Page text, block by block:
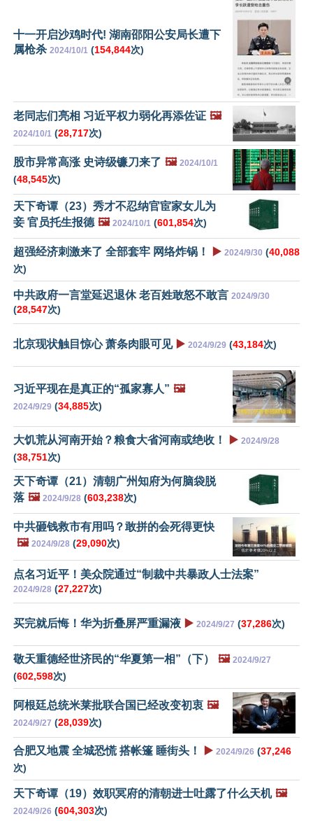
十一开启沙鸡时代! 湖南邵阳公安局长遭下
属枪杀 2024/10/1 (154,844次)
老同志们亮相 习近平权力弱化再添佐证 🖼️
2024/10/1 (28,717次)
股市异常高涨 史诗级镰刀来了 🖼️ 2024/10/1
(48,545次)
天下奇谭（23）秀才不忍纳官宦家女儿为
妾 官员托生报德 🖼️ 2024/10/1 (601,854次)
超强经济刺激来了 全部套牢 网络炸锅！ ▶️ 2024/9/30 (40,088
次)
中共政府一言堂延迟退休 老百姓敢怒不敢言 2024/9/30
(28,547次)
北京现状触目惊心 萧条肉眼可见 ▶️ 2024/9/29 (43,184次)
习近平现在是真正的“孤家寡人” 🖼️
2024/9/29 (34,885次)
大饥荒从河南开始？粮食大省河南或绝收！ ▶️ 2024/9/28
(38,751次)
天下奇谭（21）清朝广州知府为何脑袋脱
落 🖼️ 2024/9/28 (603,238次)
中共砸钱救市有用吗？敢拼的会死得更快
🖼️ 2024/9/28 (29,090次)
点名习近平！美众院通过“制裁中共暴政人士法案”
2024/9/28 (27,227次)
买完就后悔！华为折叠屏严重漏液 ▶️ 2024/9/27 (37,286次)
敬天重德经世济民的“华夏第一相”（下） 🖼️ 2024/9/27
(602,598次)
阿根廷总统米莱批联合国已经改变初衷 🖼️
2024/9/27 (28,039次)
合肥又地震 全城恐慌 搭帐篷 睡街头！ ▶️ 2024/9/26 (37,246
次)
天下奇谭（19）效职冥府的清朝进士吐露了什么天机 🖼️
2024/9/26 (604,303次)